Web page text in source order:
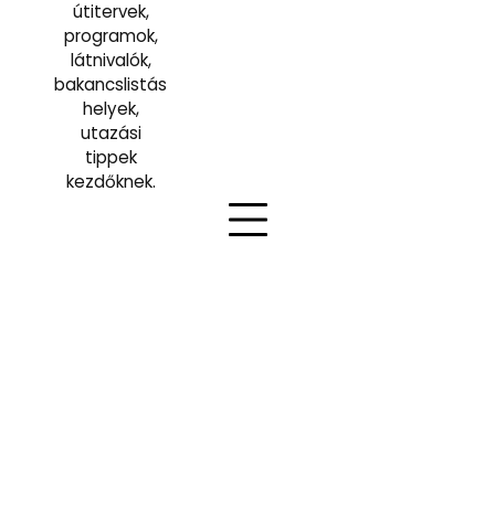
útitervek,
programok,
látnivalók,
bakancslistás
helyek,
utazási
tippek
kezdőknek.